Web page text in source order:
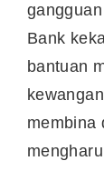
Bank
bantuan
membina